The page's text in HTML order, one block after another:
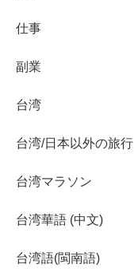
仕事
副業
台湾
台湾/日本以外の旅行
台湾マラソン
台湾華語 (中文)
台湾語(閩南語)